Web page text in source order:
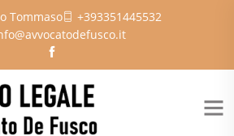
Tommaso
+393351445532